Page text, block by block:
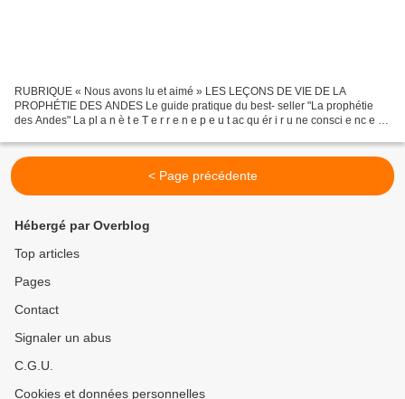
RUBRIQUE « Nous avons lu et aimé » LES LEÇONS DE VIE DE LA
PROPHÉTIE DES ANDES Le guide pratique du best- seller "La prophétie
des Andes" La pl a n è t e T e r r e n e p e u t ac qu ér i r u ne consci e nc e sp
< Page précédente
Hébergé par Overblog
Top articles
Pages
Contact
Signaler un abus
C.G.U.
Cookies et données personnelles